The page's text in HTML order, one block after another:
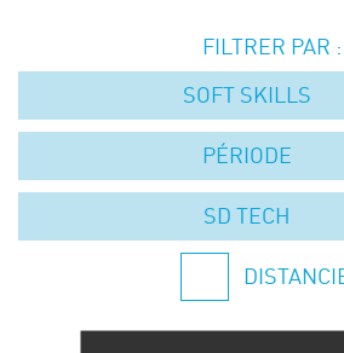
Symposium on Chain Transfer
sustainability – September 15
FRENCH-CHINESE
Contacts
FILTRER PAR :
SOFT SKILLS
PÉRIODE
SD TECH